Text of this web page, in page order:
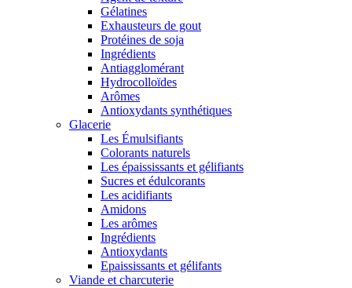
Gélatines
Exhausteurs de gout
Protéines de soja
Ingrédients
Antiagglomérant
Hydrocolloïdes
Arômes
Antioxydants synthétiques
Glacerie
Les Émulsifiants
Colorants naturels
Les épaississants et gélifiants
Sucres et édulcorants
Les acidifiants
Amidons
Les arômes
Ingrédients
Antioxydants
Epaississants et gélifants
Viande et charcuterie